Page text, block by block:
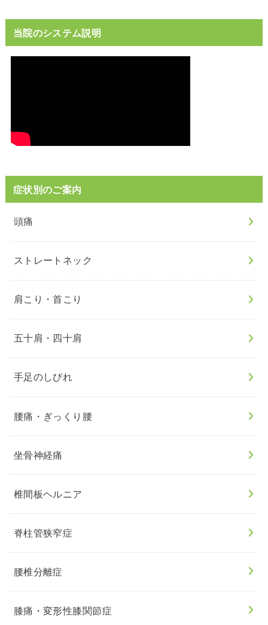
当院のシステム説明
症状別のご案内
頭痛
ストレートネック
肩こり・首こり
五十肩・四十肩
手足のしびれ
腰痛・ぎっくり腰
坐骨神経痛
椎間板ヘルニア
脊柱管狭窄症
腰椎分離症
膝痛・変形性膝関節症